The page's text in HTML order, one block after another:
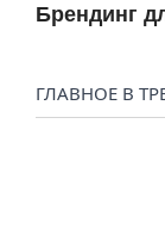
Брендинг
ГЛАВНОЕ В